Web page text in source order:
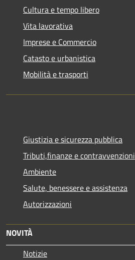
Cultura e tempo libero
Vita lavorativa
Imprese e Commercio
Catasto e urbanistica
Mobilità e trasporti
Giustizia e sicurezza pubblica
Tributi,finanze e contravvenzioni
Ambiente
Salute, benessere e assistenza
Autorizzazioni
NOVITÀ
Notizie